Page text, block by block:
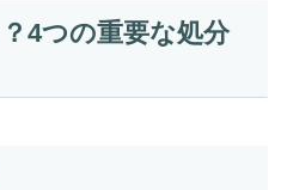
4つの重要な処分